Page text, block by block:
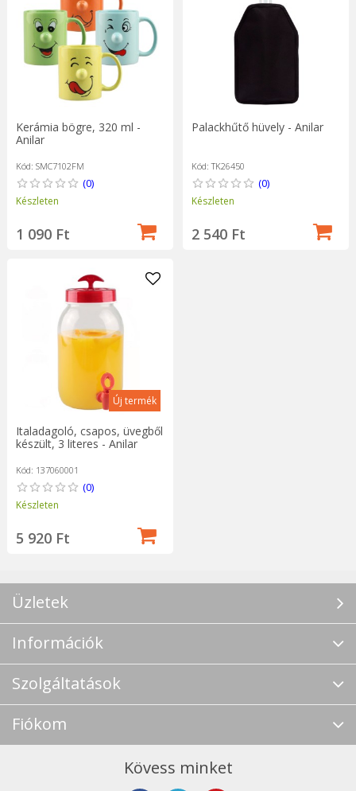
Kerámia bögre, 320 ml -
Anilar
Kód: SMC7102FM
(0)
Készleten
1 090 Ft
Palackhűtő hüvely - Anilar
Kód: TK26450
(0)
Készleten
2 540 Ft
Új termék
Italadagoló, csapos, üvegből
készült, 3 literes - Anilar
Kód: 137060001
(0)
Készleten
5 920 Ft
Üzletek
Információk
Szolgáltatások
Fiókom
Kövess minket